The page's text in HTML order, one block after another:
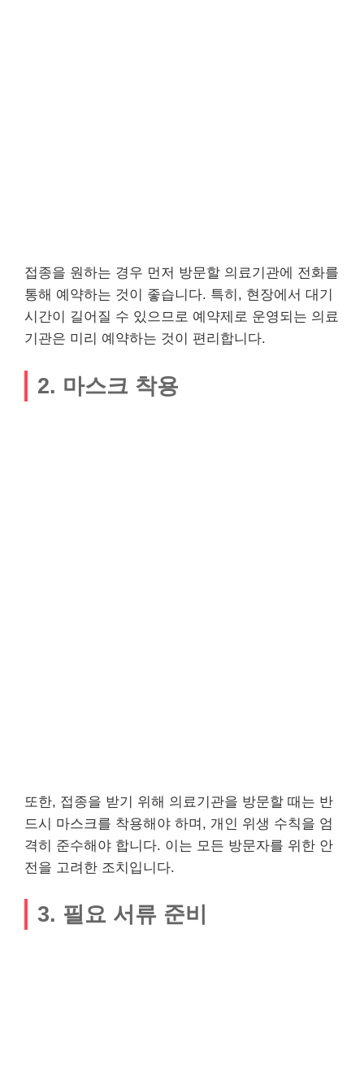
접종을 원하는 경우 먼저 방문할 의료기관에 전화를
통해 예약하는 것이 좋습니다. 특히, 현장에서 대기
시간이 길어질 수 있으므로 예약제로 운영되는 의료
기관은 미리 예약하는 것이 편리합니다.
2. 마스크 착용
또한, 접종을 받기 위해 의료기관을 방문할 때는 반
드시 마스크를 착용해야 하며, 개인 위생 수칙을 엄
격히 준수해야 합니다. 이는 모든 방문자를 위한 안
전을 고려한 조치입니다.
3. 필요 서류 준비